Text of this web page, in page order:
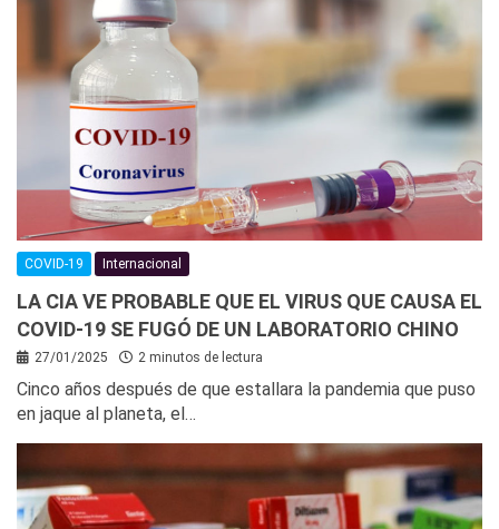
COVID-19 Internacional
LA CIA VE PROBABLE QUE EL VIRUS QUE CAUSA EL
COVID-19 SE FUGÓ DE UN LABORATORIO CHINO
27/01/2025 2 minutos de lectura
Cinco años después de que estallara la pandemia que puso
en jaque al planeta, el…